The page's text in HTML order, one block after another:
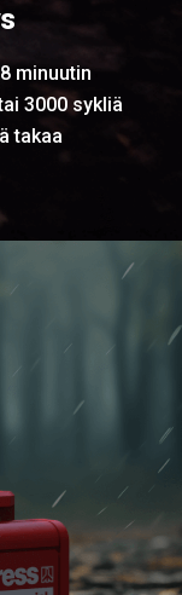
minuutin
3000 sykliä
takaa